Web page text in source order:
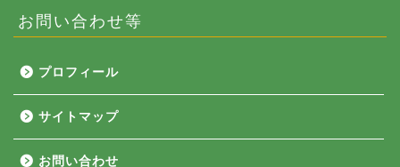
お問い合わせ等
プロフィール
サイトマップ
お問い合わせ